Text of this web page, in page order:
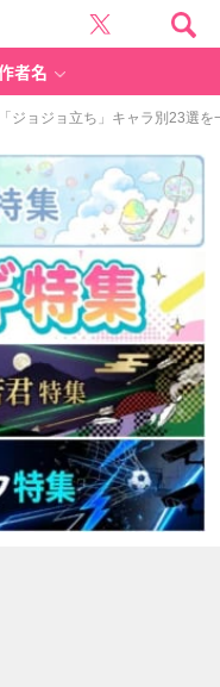
者名
ジョジョ立ち」キャラ別23選を